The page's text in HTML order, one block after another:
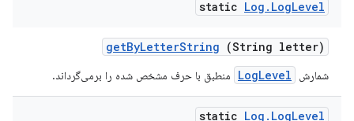
static Log . LogLevel
getByLetterString (String letter)
شمارش LogLevel منطبق با حرف مشخص شده را برمی‌گرداند.
static Log . LogLevel